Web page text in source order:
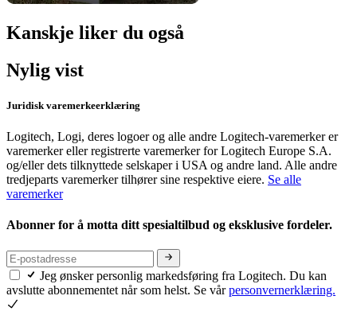
Kanskje liker du også
Nylig vist
Juridisk varemerkeerklæring
Logitech, Logi, deres logoer og alle andre Logitech-varemerker er
varemerker eller registrerte varemerker for Logitech Europe S.A.
og/eller dets tilknyttede selskaper i USA og andre land. Alle andre
tredjeparts varemerker tilhører sine respektive eiere. Se alle
varemerker
Abonner for å motta ditt spesialtilbud og eksklusive fordeler.
Jeg ønsker personlig markedsføring fra Logitech. Du kan
avslutte abonnementet når som helst. Se vårpersonvernerklæring.